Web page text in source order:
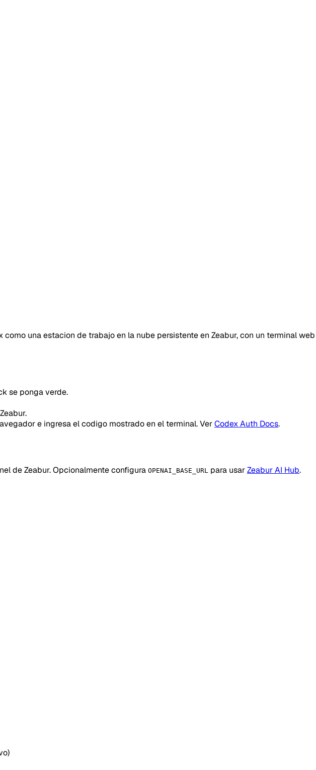
una estacion de trabajo en la nube persistente en Zeabur, con un terminal web
se ponga verde.
e ingresa el codigo mostrado en el terminal. VerCodex Auth Docs.
de Zeabur. Opcionalmente configura OPENAI_BASE_URL para usarZeabur AI Hub.